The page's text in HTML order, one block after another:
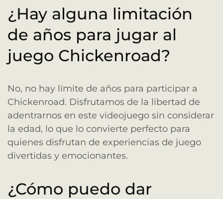
¿Hay alguna limitación
de años para jugar al
juego Chickenroad?
No, no hay límite de años para participar a
Chickenroad. Disfrutamos de la libertad de
adentrarnos en este videojuego sin considerar
la edad, lo que lo convierte perfecto para
quienes disfrutan de experiencias de juego
divertidas y emocionantes.
¿Cómo puedo dar